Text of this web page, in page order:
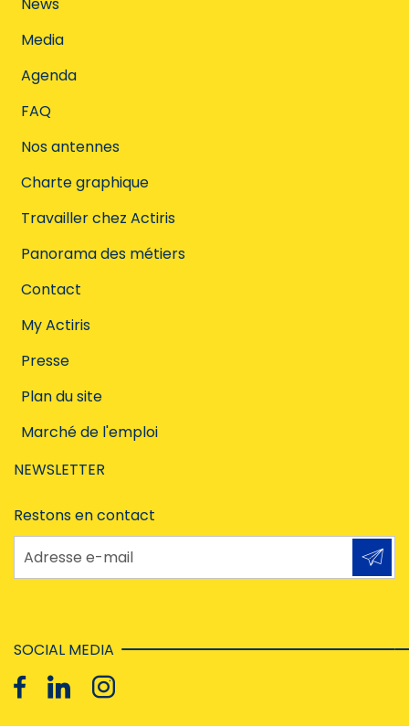
Media
Agenda
FAQ
Nos antennes
Charte graphique
Travailler chez Actiris
Panorama des métiers
Contact
My Actiris
Presse
Plan du site
Marché de l'emploi
NEWSLETTER
Restons en contact
Adresse e-mail
SOCIAL MEDIA